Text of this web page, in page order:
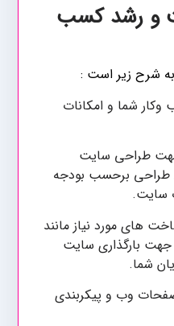
و رشد کسب
به شرح زیر است :
شما و امکانات
طراحی سایت
برحسب بودجه
سایت.
های مورد نیاز مانند
بارگذاری سایت
شما.
وب و پیکربندی